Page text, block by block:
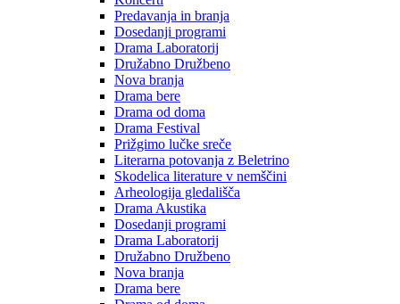
Predavanja in branja
Dosedanji programi
Drama Laboratorij
Družabno Družbeno
Nova branja
Drama bere
Drama od doma
Drama Festival
Prižgimo lučke sreče
Literarna potovanja z Beletrino
Skodelica literature v nemščini
Arheologija gledališča
Drama Akustika
Dosedanji programi
Drama Laboratorij
Družabno Družbeno
Nova branja
Drama bere